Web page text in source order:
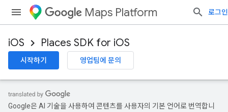
Maps Platform 로그인
iOS Places SDK for iOS
시작하기 영업팀에 문의
Google은 AI 기술을 사용하여 콘텐츠를 사용자의 기본 언어로 번역합니